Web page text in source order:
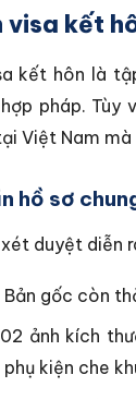
visa kết
kết hôn là
pháp. Tùy
Việt Nam
hồ sơ
duyệt diễn
Bản gốc còn
02 ảnh kích
kiện che